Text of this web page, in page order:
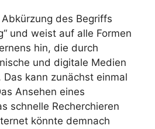
des Begriffs
und weist auf alle Formen
hin, die durch
und digitale Medien
kann zunächst einmal
Ansehen eines
schnelle Recherchieren
könnte demnach